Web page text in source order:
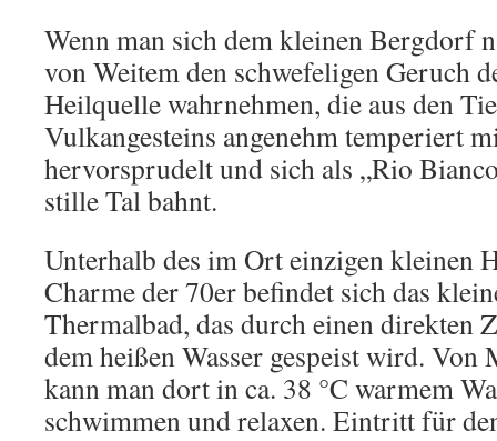
Wenn man sich dem kleinen Bergdorf
von Weitem den schwefeligen Geruch
Heilquelle wahrnehmen, die aus den
Vulkangesteins angenehm temperiert
hervorsprudelt und sich als „Rio
stille Tal bahnt.
Unterhalb des im Ort einzigen kleinen
Charme der 70er befindet sich das
Thermalbad, das durch einen direkten
dem heißen Wasser gespeist wird. Von
kann man dort in ca. 38 °C warmem
schwimmen und relaxen. Eintritt für